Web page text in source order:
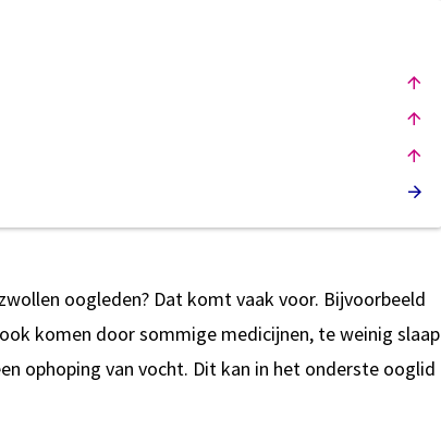
oogleden? Dat komt vaak voor. Bijvoorbeeld
komen door sommige medicijnen, te weinig slaap
ophoping van vocht. Dit kan in het onderste ooglid